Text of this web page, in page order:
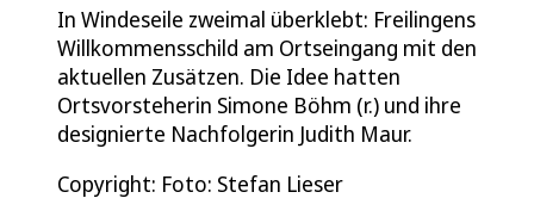
In Windeseile zweimal überklebt: Freilingens
Willkommensschild am Ortseingang mit den
aktuellen Zusätzen. Die Idee hatten
Ortsvorsteherin Simone Böhm (r.) und ihre
designierte Nachfolgerin Judith Maur.
Copyright: Foto: Stefan Lieser